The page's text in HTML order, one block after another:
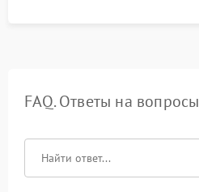
FAQ. Ответы на вопросы